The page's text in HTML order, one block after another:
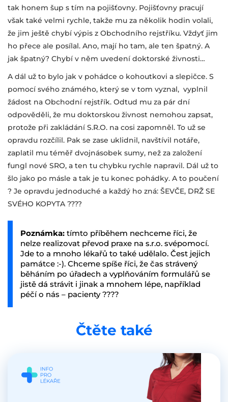
tak honem šup s tím na pojišťovny. Pojišťovny pracují
však také velmi rychle, takže mu za několik hodin volali,
že jim ještě chybí výpis z Obchodního rejstříku. Vždyť jim
ho přece ale posílal. Ano, mají ho tam, ale ten špatný. A
jak špatný? Chybí v něm uvedení doktorské živnosti…
A dál už to bylo jak v pohádce o kohoutkovi a slepičce. S
pomocí svého známého, který se v tom vyznal, vyplnil
žádost na Obchodní rejstřík. Odtud mu za pár dní
odpověděli, že mu doktorskou živnost nemohou zapsat,
protože při zakládání S.R.O. na cosi zapomněl. To už se
opravdu rozčílil. Pak se zase uklidnil, navštívil notáře,
zaplatil mu téměř dvojnásobek sumy, než za založení
fungl nové SRO, a ten tu chybku rychle napravil. Dál už to
šlo jako po másle a tak je tu konec pohádky. A to poučení
? Je opravdu jednoduché a každý ho zná: ŠEVČE, DRŽ SE
SVÉHO KOPYTA ????
Poznámka: tímto příběhem nechceme říci, že
nelze realizovat převod praxe na s.r.o. svépomocí.
Jde to a mnoho lékařů to také udělalo. Čest jejich
památce :-). Chceme spíše říci, že čas strávený
běháním po úřadech a vyplňováním formulářů se
jistě dá strávit i jinak a mnohem lépe, například
péčí o nás – pacienty ????
Čtěte také